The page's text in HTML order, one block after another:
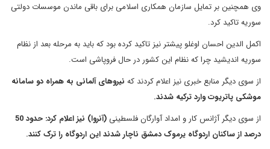
وی همچنین بر تمایل سازمان همکاری اسلامی برای باقی ماندن موسسات دولتی
سوریه تاکید کرد.
اکمل الدین احسان اوغلو پیشتر نیز تاکید کرده بود که باید به مرحله بعد از نظام
سوریه اندیشید چرا که نظام این کشور در حال فروپاشی است.
از سوی دیگر منابع خبری نیز اعلام کردند که نیروهای آلمانی به همراه دو سامانه
موشکی پاتریوت وارد ترکیه شدند.
از سوی دیگر آژانس کار و امداد آوارگان فلسطینی
(آنروا) نیز اعلام کرد: حدود 50
درصد از ساکنان اردوگاه یرموک دمشق ناچار شدند این اردوگاه را ترک کنند.